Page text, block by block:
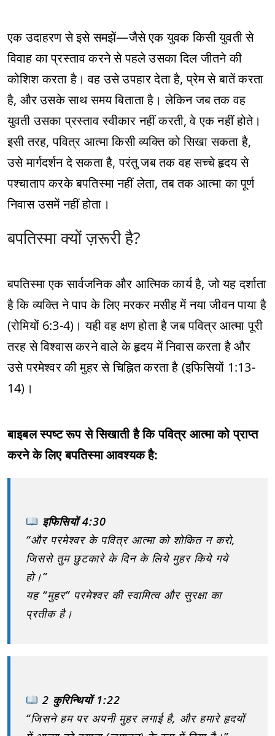
एक उदाहरण से इसे समझें—जैसे एक युवक किसी युवती से
विवाह का प्रस्ताव करने से पहले उसका दिल जीतने की
कोशिश करता है। वह उसे उपहार देता है, प्रेम से बातें करता
है, और उसके साथ समय बिताता है। लेकिन जब तक वह
युवती उसका प्रस्ताव स्वीकार नहीं करती, वे एक नहीं होते।
इसी तरह, पवित्र आत्मा किसी व्यक्ति को सिखा सकता है,
उसे मार्गदर्शन दे सकता है, परंतु जब तक वह सच्चे हृदय से
पश्चाताप करके बपतिस्मा नहीं लेता, तब तक आत्मा का पूर्ण
निवास उसमें नहीं होता।
बपतिस्मा क्यों ज़रूरी है?
बपतिस्मा एक सार्वजनिक और आत्मिक कार्य है, जो यह दर्शाता
है कि व्यक्ति ने पाप के लिए मरकर मसीह में नया जीवन पाया है
(रोमियों 6:3-4)। यही वह क्षण होता है जब पवित्र आत्मा पूरी
तरह से विश्वास करने वाले के हृदय में निवास करता है और
उसे परमेश्वर की मुहर से चिह्नित करता है (इफिसियों 1:13-
14)।
बाइबल स्पष्ट रूप से सिखाती है कि पवित्र आत्मा को प्राप्त
करने के लिए बपतिस्मा आवश्यक है:
इफिसियों 4:30
“और परमेश्वर के पवित्र आत्मा को शोकित न करो,
जिससे तुम छुटकारे के दिन के लिये मुहर किये गये
हो।”
यह “मुहर” परमेश्वर की स्वामित्व और सुरक्षा का
प्रतीक है।
2 कुरिन्थियों 1:22
“जिसने हम पर अपनी मुहर लगाई है, और हमारे हृदयों